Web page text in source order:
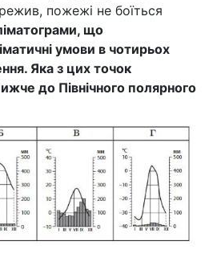
пожежі не боїться
що
умови в чотирьох
Яка з цих точок
до Північного полярного